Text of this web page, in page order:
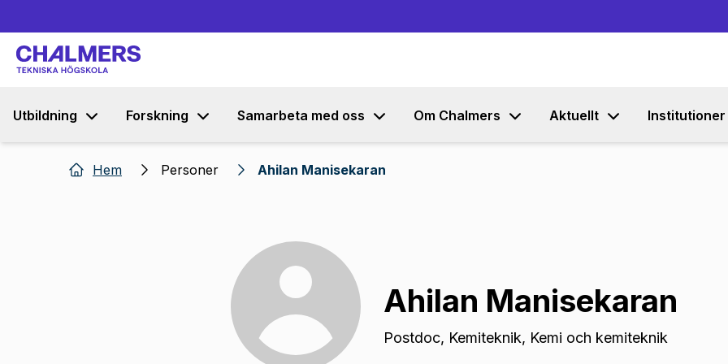
Utbildning Forskning Samarbeta med oss Om Chalmers Aktuellt Institutioner
Hem Personer Ahilan Manisekaran
Ahilan Manisekaran
Postdoc, Kemiteknik, Kemi och kemiteknik